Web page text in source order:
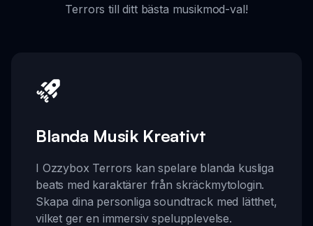
Terrors till ditt bästa musikmod-val!
Blanda Musik Kreativt
I Ozzybox Terrors kan spelare blanda kusliga
beats med karaktärer från skräckmytologin.
Skapa dina personliga soundtrack med lätthet,
vilket ger en immersiv spelupplevelse.